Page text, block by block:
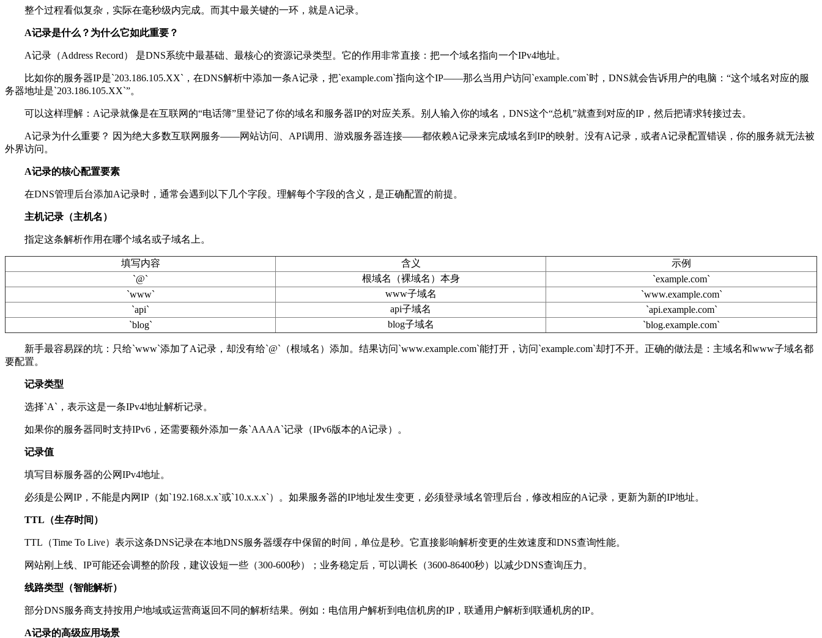
整个过程看似复杂，实际在毫秒级内完成。而其中最关键的一环，就是A记录。
A记录是什么？为什么它如此重要？
A记录（Address Record） 是DNS系统中最基础、最核心的资源记录类型。它的作用非常直接：把一个域名指向一个IPv4地址。
比如你的服务器IP是`203.186.105.XX` ，在DNS解析中添加一条A记录，把`example.com`指向这个IP——那么当用户访问`example.com`时， DNS就会告诉用户的电脑： “这个域名对应的服
务器地址是`203.186.105.XX`”。
可以这样理解： A记录就像是在互联网的“电话簿”里登记了你的域名和服务器IP的对应关系。别人输入你的域名， DNS这个“总机”就查到对应的IP ，然后把请求转接过去。
A记录为什么重要？ 因为绝大多数互联网服务——网站访问、 API调用、游戏服务器连接——都依赖A记录来完成域名到 IP的映射。没有A记录，或者A记录配置错误，你的服务就无法被
外界访问。
A记录的核心配置要素
在DNS管理后台添加A记录时，通常会遇到以下几个字段。理解每个字段的含义，是正确配置的前提。
主机记录（主机名）
指定这条解析作用在哪个域名或子域名上。
填写内容 含义
示例
`@`
根域名（裸域名）本身
`example.com`
`www`
www子域名
`www.example.com`
`api`
api子域名
`api.example.com`
`blog`
blog子域名 `blog.example.com`
新手最容易踩的坑：只给`www`添加了A记录，却没有给`@` （根域名）添加。结果访问`www.example.com`能打开，访问`example.com`却打不开。正确的做法是：主域名和www子域名都
要配置。
记录类型
选择`A` ，表示这是一条IPv4地址解析记录。
如果你的服务器同时支持IPv6 ，还需要额外添加一条`AAAA`记录（IPv6版本的A记录）。
记录值
填写目标服务器的公网IPv4地址。
必须是公网IP ，不能是内网IP （如`192.168.x.x`或`10.x.x.x`）。如果服务器的IP地址发生变更，必须登录域名管理后台，修改相应的A记录，更新为新的IP地址。
TTL （生存时间）
TTL （Time To Live）表示这条DNS记录在本地DNS服务器缓存中保留的时间，单位是秒。它直接影响解析变更的生效速度和DNS查询性能。
网站刚上线、 IP可能还会调整的阶段，建议设短一些（300-600秒）；业务稳定后，可以调长（3600-86400秒）以减少DNS查询压力。
线路类型（智能解析）
部分DNS服务商支持按用户地域或运营商返回不同的解析结果。例如：电信用户解析到电信机房的IP ，联通用户解析到联通机房的IP。
A记录的高级应用场景